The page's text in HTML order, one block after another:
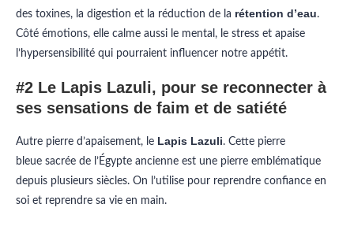
des toxines, la digestion et la réduction de la rétention d’eau.
Côté émotions, elle calme aussi le mental, le stress et apaise
l’hypersensibilité qui pourraient influencer notre appétit.
#2 Le Lapis Lazuli, pour se reconnecter à
ses sensations de faim et de satiété
Autre pierre d’apaisement, le Lapis Lazuli. Cette pierre
bleue sacrée de l’Égypte ancienne est une pierre emblématique
depuis plusieurs siècles. On l’utilise pour reprendre confiance en
soi et reprendre sa vie en main.